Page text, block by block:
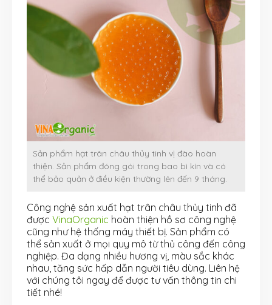
Sản phẩm hạt trân châu thủy tinh vị đào hoàn
thiện. Sản phẩm đóng gói trong bao bì kín và có
thể bảo quản ở điều kiện thường lên đến 9 tháng.
Công nghệ sản xuất hạt trân châu thủy tinh đã
được VinaOrganic hoàn thiện hồ sơ công nghệ
cũng như hệ thống máy thiết bị. Sản phẩm có
thể sản xuất ở mọi quy mô từ thủ công đến công
nghiệp. Đa dạng nhiều hương vị, màu sắc khác
nhau, tăng sức hấp dẫn người tiêu dùng. Liên hệ
với chúng tôi ngay để được tư vấn thông tin chi
tiết nhé!